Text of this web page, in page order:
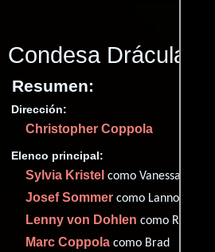
Condesa Drácula
Resumen:
Dirección:
Christopher Coppola
Elenco principal:
Sylvia Kristel como Vanessa
Josef Sommer como Lannon
Lenny von Dohlen como Raymond
Marc Coppola como Brad